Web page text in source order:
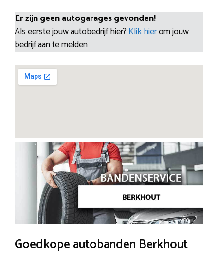
Er zijn geen autogarages gevonden!
Als eerste jouw autobedrijf hier? Klik hierom jouw
bedrijf aan te melden
Goedkope autobanden Berkhout